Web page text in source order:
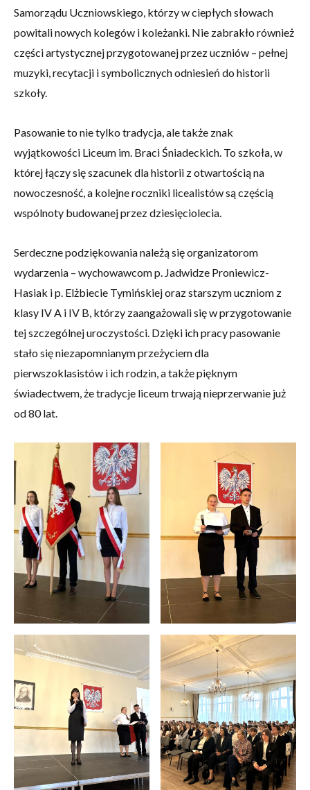
Samorządu Uczniowskiego, którzy w ciepłych słowach
powitali nowych kolegów i koleżanki. Nie zabrakło również
części artystycznej przygotowanej przez uczniów – pełnej
muzyki, recytacji i symbolicznych odniesień do historii
szkoły.
Pasowanie to nie tylko tradycja, ale także znak
wyjątkowości Liceum im. Braci Śniadeckich. To szkoła, w
której łączy się szacunek dla historii z otwartością na
nowoczesność, a kolejne roczniki licealistów są częścią
wspólnoty budowanej przez dziesięciolecia.
Serdeczne podziękowania należą się organizatorom
wydarzenia – wychowawcom p. Jadwidze Proniewicz-
Hasiak i p. Elżbiecie Tymińskiej oraz starszym uczniom z
klasy IV A i IV B, którzy zaangażowali się w przygotowanie
tej szczególnej uroczystości. Dzięki ich pracy pasowanie
stało się niezapomnianym przeżyciem dla
pierwszoklasistów i ich rodzin, a także pięknym
świadectwem, że tradycje liceum trwają nieprzerwanie już
od 80 lat.